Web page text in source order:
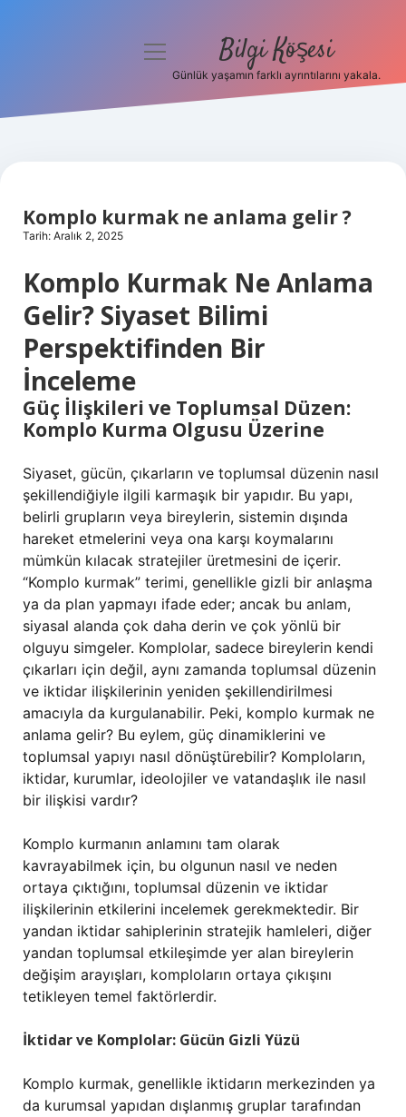
Hakkımızda
menüyü
Bilgi Köşesi
Günlük yaşamın farklı ayrıntılarını yakala.
Komplo kurmak ne anlama gelir ?
Tarih: Aralık 2, 2025
Komplo Kurmak Ne Anlama
Gelir? Siyaset Bilimi
Perspektifinden Bir
İnceleme
Güç İlişkileri ve Toplumsal Düzen:
Komplo Kurma Olgusu Üzerine
Siyaset, gücün, çıkarların ve toplumsal düzenin nasıl
şekillendiğiyle ilgili karmaşık bir yapıdır. Bu yapı,
belirli grupların veya bireylerin, sistemin dışında
hareket etmelerini veya ona karşı koymalarını
mümkün kılacak stratejiler üretmesini de içerir.
“Komplo kurmak” terimi, genellikle gizli bir anlaşma
ya da plan yapmayı ifade eder; ancak bu anlam,
siyasal alanda çok daha derin ve çok yönlü bir
olguyu simgeler. Komplolar, sadece bireylerin kendi
çıkarları için değil, aynı zamanda toplumsal düzenin
ve iktidar ilişkilerinin yeniden şekillendirilmesi
amacıyla da kurgulanabilir. Peki, komplo kurmak ne
anlama gelir? Bu eylem, güç dinamiklerini ve
toplumsal yapıyı nasıl dönüştürebilir? Komploların,
iktidar, kurumlar, ideolojiler ve vatandaşlık ile nasıl
bir ilişkisi vardır?
Komplo kurmanın anlamını tam olarak
kavrayabilmek için, bu olgunun nasıl ve neden
ortaya çıktığını, toplumsal düzenin ve iktidar
ilişkilerinin etkilerini incelemek gerekmektedir. Bir
yandan iktidar sahiplerinin stratejik hamleleri, diğer
yandan toplumsal etkileşimde yer alan bireylerin
değişim arayışları, komploların ortaya çıkışını
tetikleyen temel faktörlerdir.
İktidar ve Komplolar: Gücün Gizli Yüzü
Komplo kurmak, genellikle iktidarın merkezinden ya
da kurumsal yapıdan dışlanmış gruplar tarafından